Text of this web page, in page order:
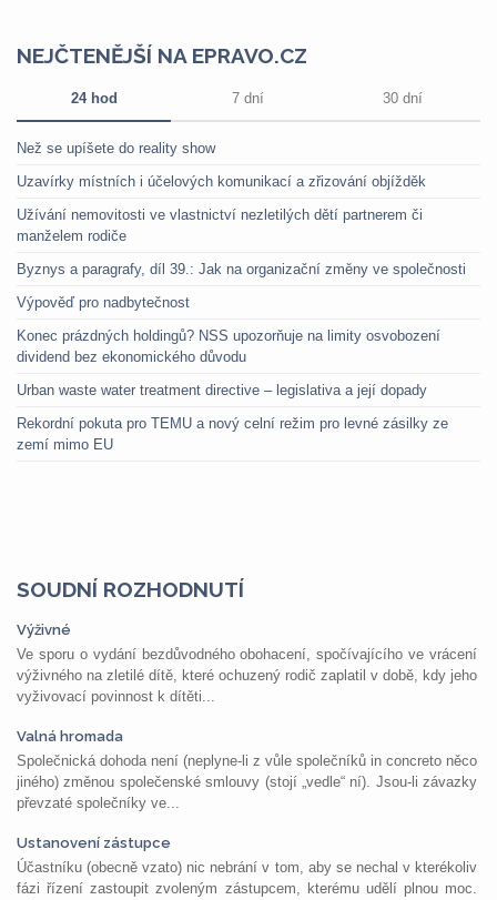
NEJČTENĚJŠÍ NA EPRAVO.CZ
24 hod 7 dní 30 dní
Než se upíšete do reality show
Uzavírky místních i účelových komunikací a zřizování objížděk
Užívání nemovitosti ve vlastnictví nezletilých dětí partnerem či
manželem rodiče
Byznys a paragrafy, díl 39.: Jak na organizační změny ve společnosti
Výpověď pro nadbytečnost
Konec prázdných holdingů? NSS upozorňuje na limity osvobození
dividend bez ekonomického důvodu
Urban waste water treatment directive – legislativa a její dopady
Rekordní pokuta pro TEMU a nový celní režim pro levné zásilky ze
zemí mimo EU
SOUDNÍ ROZHODNUTÍ
Výživné
Ve sporu o vydání bezdůvodného obohacení, spočívajícího ve vrácení
výživného na zletilé dítě, které ochuzený rodič zaplatil v době, kdy jeho
vyživovací povinnost k dítěti...
Valná hromada
Společnická dohoda není (neplyne-li z vůle společníků in concreto něco
jiného) změnou společenské smlouvy (stojí „vedle“ ní). Jsou-li závazky
převzaté společníky ve...
Ustanovení zástupce
Účastníku (obecně vzato) nic nebrání v tom, aby se nechal v kterékoliv
fázi řízení zastoupit zvoleným zástupcem, kterému udělí plnou moc.